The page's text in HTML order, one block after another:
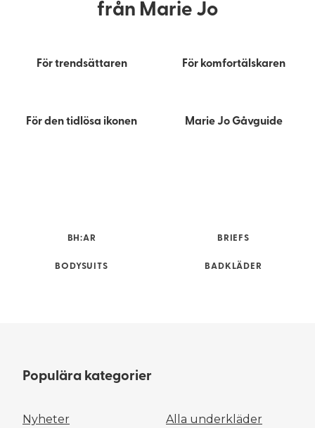
från Marie Jo
För trendsättaren För komfortälskaren
För den tidlösa ikonen Marie Jo Gåvguide
BH:AR BRIEFS
BODYSUITS BADKLÄDER
Populära kategorier
Nyheter Alla underkläder